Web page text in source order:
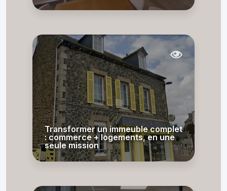
Transformer un immeuble complet
: commerce + logements, en une
seule mission